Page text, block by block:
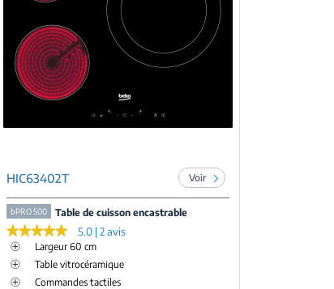
HIC63402T Voir
bPRO 500
Table de cuisson encastrable
★★★★★
★★★★★ 5.0 | 2 avis
Largeur 60 cm
Table vitrocéramique
Commandes tactiles